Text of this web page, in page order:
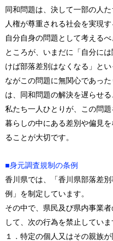
同和問題は、決して一部の人
人権が尊重される社会を実現
自分自身の問題として考えるべ
ところが、いまだに「自分に
けば部落差別はなくなる」と
ながこの問題に無関心であっ
は、同和問題の解決を遅らせる
私たち一人ひとりが、この問
暮らしの中にある差別や偏見
ることが大切です。
■身元調査規制の条例
香川県では、「香川県部落差
例」を制定しています。
その中で、県民及び県内事業
して、次の行為を禁止していま
１．特定の個人又はその親族